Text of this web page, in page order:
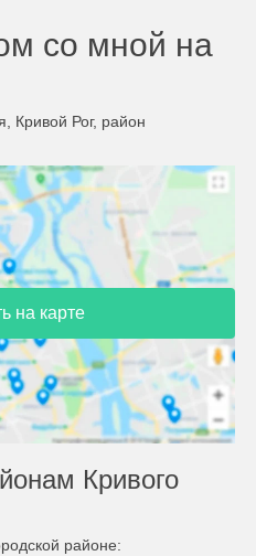
со мной на
Кривой Рог, район
на карте
Кривого
районе: